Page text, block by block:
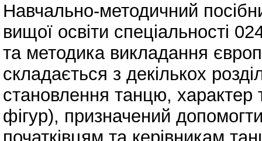
Навчально-методичний
вищої освіти спеціальності
та методика викладання
складається з декількох
становлення танцю, характер
фігур), призначений